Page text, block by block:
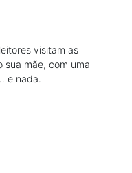
visitam as
sua mãe, com uma
e nada.